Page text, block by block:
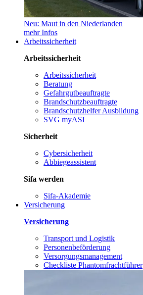
Neu: Maut in den Niederlanden
mehr Infos
Arbeitssicherheit
Arbeitssicherheit
Arbeitssicherheit
Beratung
Gefahrgutbeauftragte
Brandschutzbeauftragte
Brandschutzhelfer Ausbildung
SVG myASI
Sicherheit
Cybersicherheit
Abbiegeassistent
Sifa werden
Sifa-Akademie
Versicherung
Versicherung
Transport und Logistik
Personenbeförderung
Versorgungsmanagement
Checkliste Phantomfrachtführer